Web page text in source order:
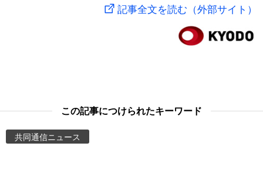
記事全文を読む（外部サイト）
この記事につけられたキーワード
共同通信ニュース